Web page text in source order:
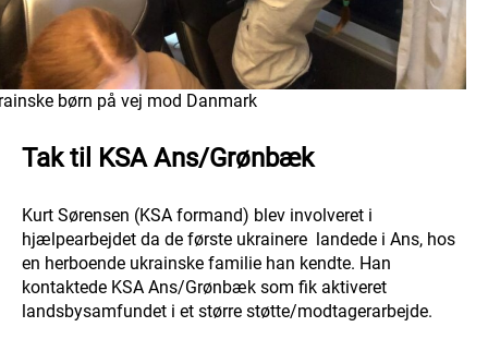
børn på vej mod Danmark
Tak til KSA Ans/Grønbæk
Kurt Sørensen (KSA formand) blev involveret i
hjælpearbejdet da de første ukrainere landede i Ans, hos
en herboende ukrainske familie han kendte. Han
kontaktede KSA Ans/Grønbæk som fik aktiveret
landsbysamfundet i et større støtte/modtagerarbejde.